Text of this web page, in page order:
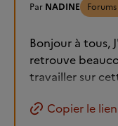
Par NADINE
Bonjour à tous,
retrouve
travailler sur
Copier le lien